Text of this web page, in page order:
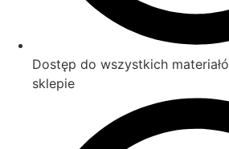
Dostęp do wszystkich
sklepie